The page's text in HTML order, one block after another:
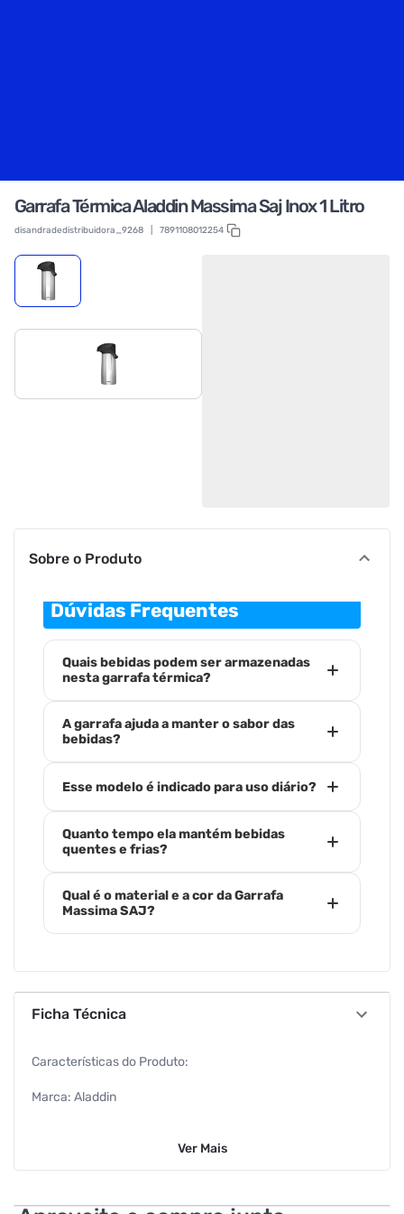
Garrafa Térmica Aladdin Massima Saj Inox 1 Litro
disandradedistribuidora_9268 7891108012254
Sobre o Produto
Dúvidas Frequentes
Quais bebidas podem ser armazenadas
nesta garrafa térmica?
A garrafa ajuda a manter o sabor das
bebidas?
Esse modelo é indicado para uso diário?
Quanto tempo ela mantém bebidas
quentes e frias?
Qual é o material e a cor da Garrafa
Massima SAJ?
Ficha Técnica
Características do Produto:
Marca: Aladdin
Capacidade: 1 Litro
Ver Mais